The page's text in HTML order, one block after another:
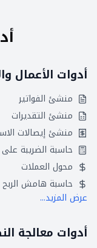
أدوات الأعمال
منشئ الفواتير
منشئ التقديرات
منشئ إيصالات
حاسبة الضريبة
محول العملات
حاسبة هامش الربح
عرض المزيد...
أدوات معالجة